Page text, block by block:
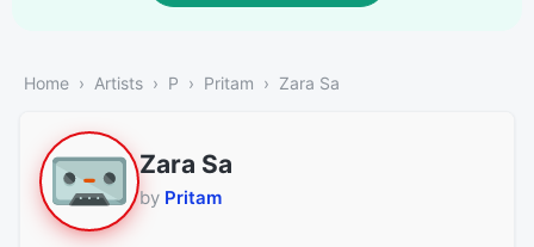
Home Artists P Pritam Zara Sa
Zara Sa
by Pritam